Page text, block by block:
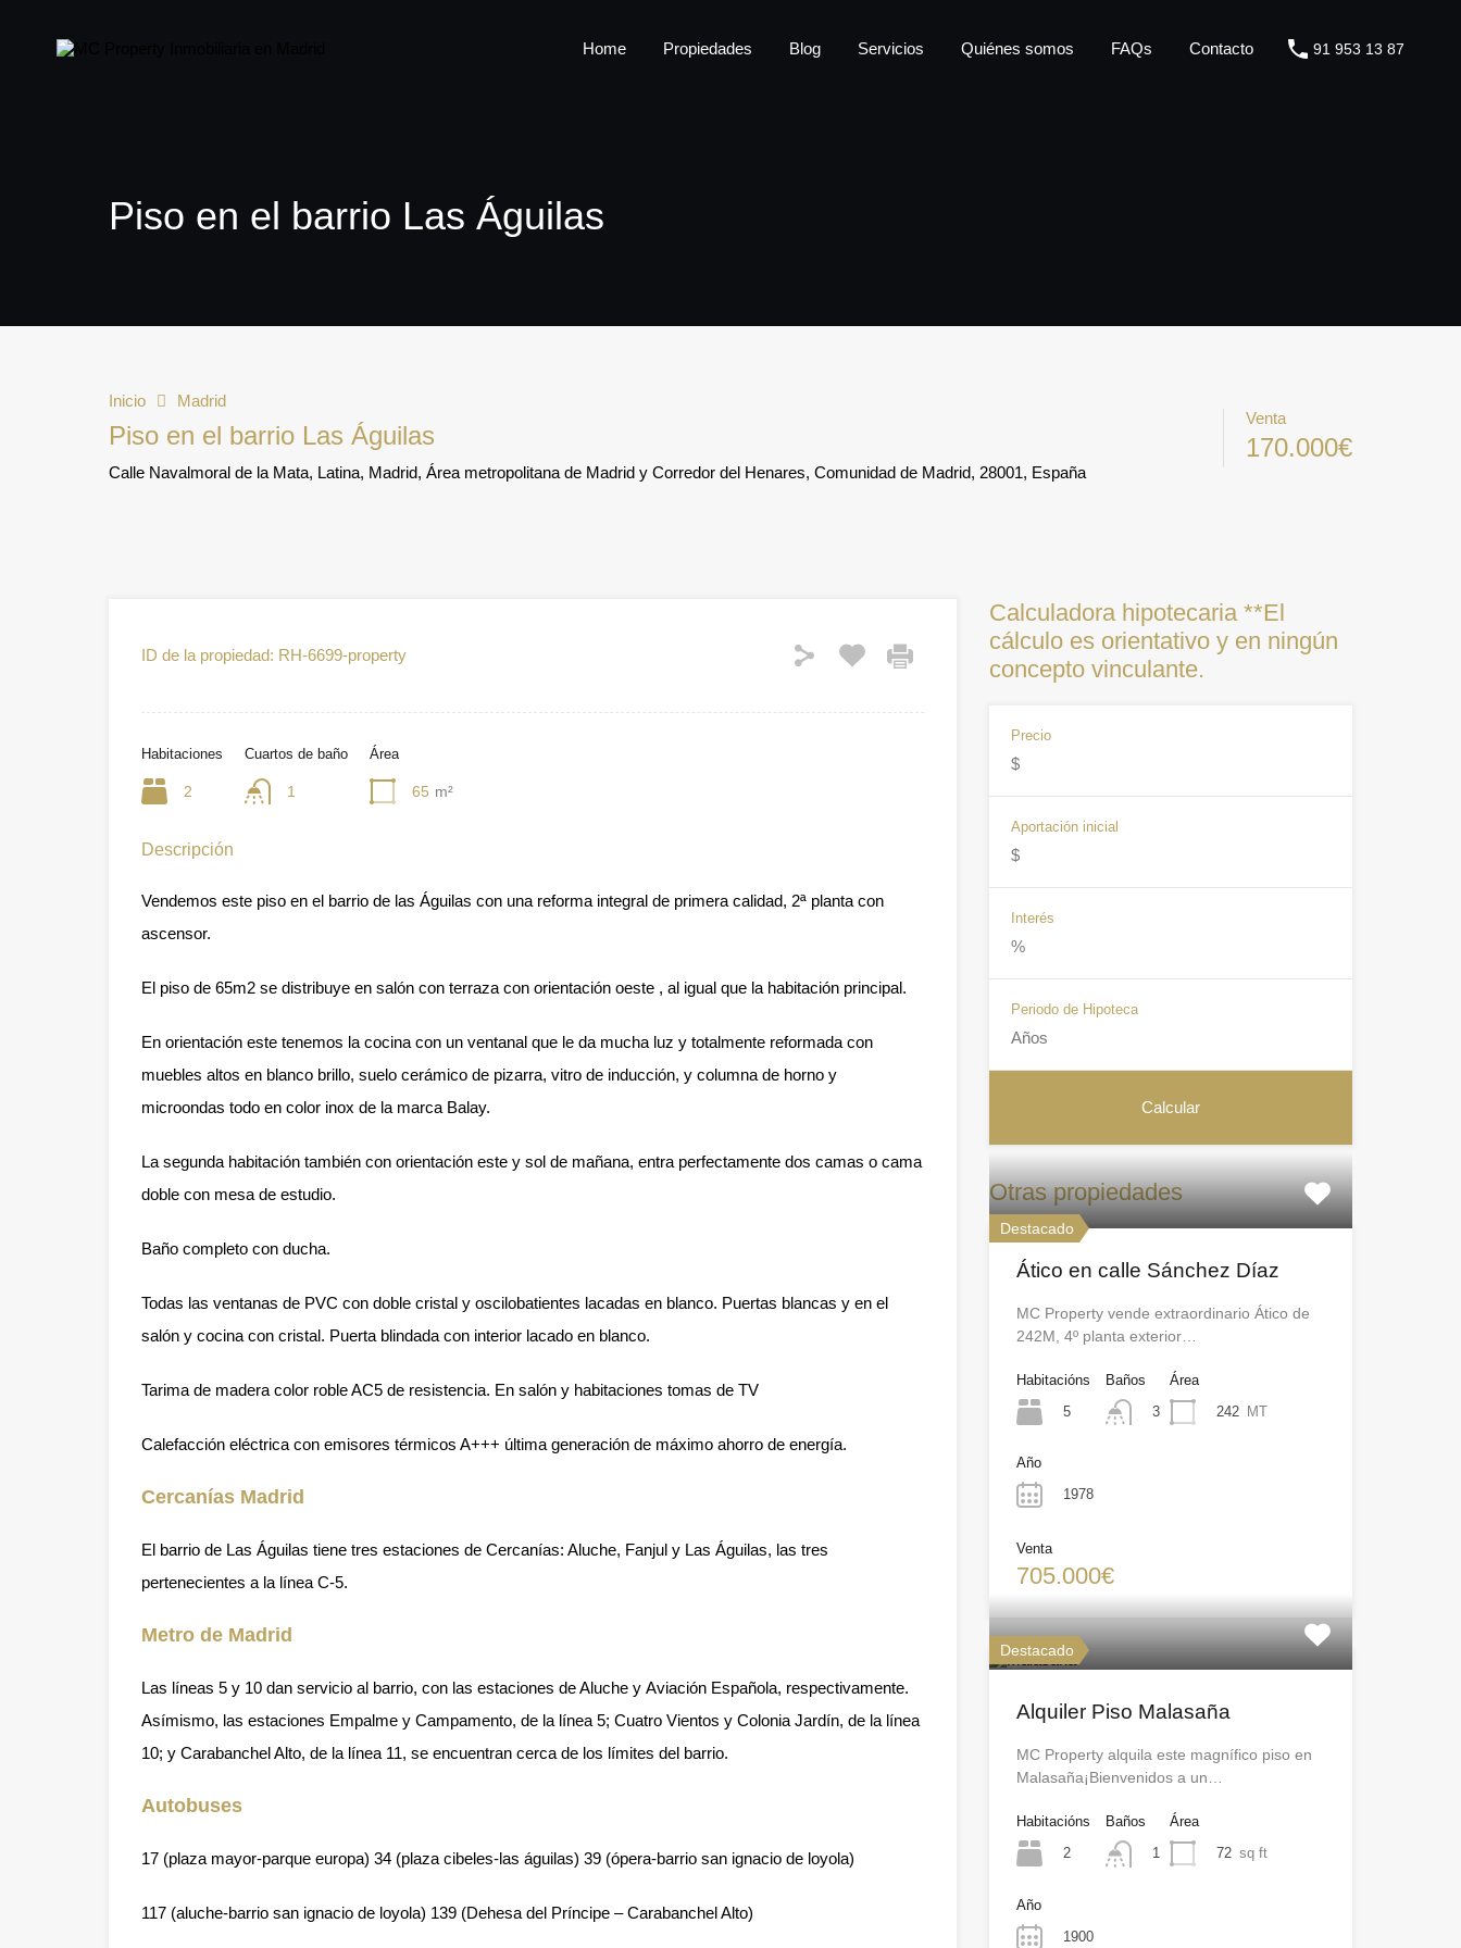
Home Propiedades Blog Servicios Quiénes somos FAQs Contacto
Home Propiedades Blog Servicios Quiénes somos FAQs Contacto 91 953 13 87
Piso en el barrio Las Águilas
Inicio Madrid
Piso en el barrio Las Águilas
Calle Navalmoral de la Mata, Latina, Madrid, Área metropolitana de Madrid y Corredor del Henares, Comunidad de Madrid, 28001, España
Venta
170.000€
ID de la propiedad: RH-6699-property
Habitaciones
2
Cuartos de baño
1
Área
65 m²
Descripción
Vendemos este piso en el barrio de las Águilas con una reforma integral de primera calidad, 2ª planta con
ascensor.
El piso de 65m2 se distribuye en salón con terraza con orientación oeste , al igual que la habitación principal.
En orientación este tenemos la cocina con un ventanal que le da mucha luz y totalmente reformada con
muebles altos en blanco brillo, suelo cerámico de pizarra, vitro de inducción, y columna de horno y
microondas todo en color inox de la marca Balay.
La segunda habitación también con orientación este y sol de mañana, entra perfectamente dos camas o cama
doble con mesa de estudio.
Baño completo con ducha.
Todas las ventanas de PVC con doble cristal y oscilobatientes lacadas en blanco. Puertas blancas y en el
salón y cocina con cristal. Puerta blindada con interior lacado en blanco.
Tarima de madera color roble AC5 de resistencia. En salón y habitaciones tomas de TV
Calefacción eléctrica con emisores térmicos A+++ última generación de máximo ahorro de energía.
Cercanías Madrid
El barrio de Las Águilas tiene tres estaciones de Cercanías: Aluche, Fanjul y Las Águilas, las tres
pertenecientes a la línea C-5.
Metro de Madrid
Las líneas 5 y 10 dan servicio al barrio, con las estaciones de Aluche y Aviación Española, respectivamente.
Asímismo, las estaciones Empalme y Campamento, de la línea 5; Cuatro Vientos y Colonia Jardín, de la línea
10; y Carabanchel Alto, de la línea 11, se encuentran cerca de los límites del barrio.
Autobuses
17 (plaza mayor-parque europa) 34 (plaza cibeles-las águilas) 39 (ópera-barrio san ignacio de loyola)
117 (aluche-barrio san ignacio de loyola) 139 (Dehesa del Príncipe – Carabanchel Alto)
Calculadora hipotecaria **El
cálculo es orientativo y en ningún
concepto vinculante.
Precio
Aportación inicial
Interés
Periodo de Hipoteca
Otras propiedades
Destacado
Ático en calle Sánchez Díaz
MC Property vende extraordinario Ático de
242M, 4º planta exterior…
Habitacións
5
Baños
3
Área
242
MT
Año
1978
Venta
705.000€
Destacado
Alquiler Piso Malasaña
MC Property alquila este magnífico piso en
Malasaña¡Bienvenidos a un…
Habitacións
2
Baños
1
Área
72 sq ft
Año
1900